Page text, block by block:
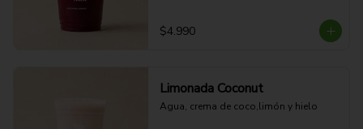
$4.990
Limonada Coconut
Agua, crema de coco,limón y hielo